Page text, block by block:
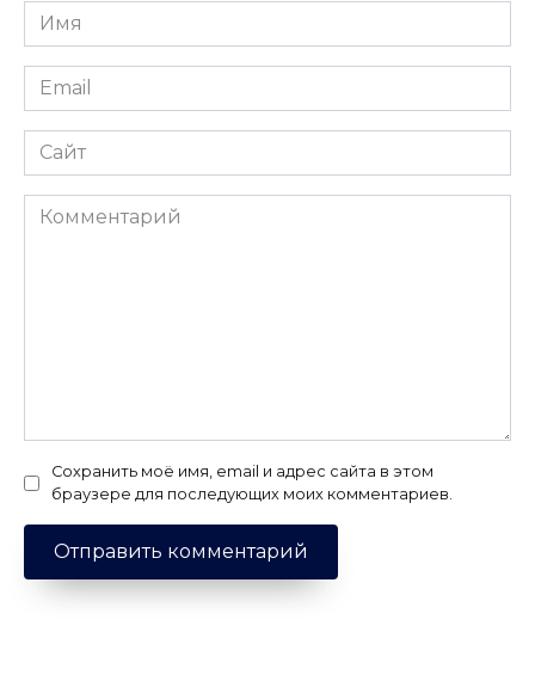
Имя
*
Email
*
Сайт
Комментарий
Сохранить моё имя, email и адрес сайта в этом
браузере для последующих моих комментариев.